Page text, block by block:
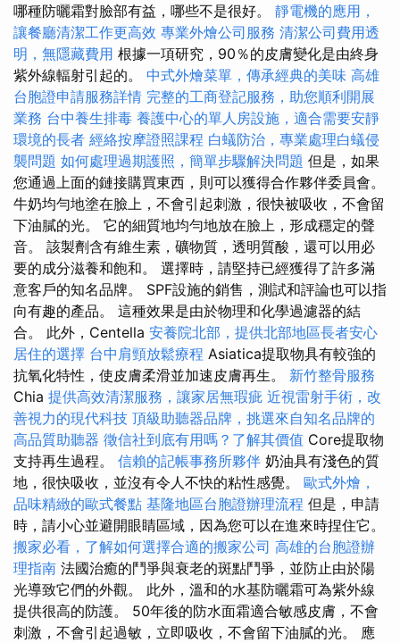
哪種防曬霜對臉部有益，哪些不是很好。 靜電機的應用，
讓餐廳清潔工作更高效 專業外燴公司服務 清潔公司費用透
明，無隱藏費用 根據一項研究，90％的皮膚變化是由終身
紫外線輻射引起的。 中式外燴菜單，傳承經典的美味 高雄
台胞證申請服務詳情 完整的工商登記服務，助您順利開展
業務 台中養生排毒 養護中心的單人房設施，適合需要安靜
環境的長者 經絡按摩證照課程 白蟻防治，專業處理白蟻侵
襲問題 如何處理過期護照，簡單步驟解決問題 但是，如果
您通過上面的鏈接購買東西，則可以獲得合作夥伴委員會。
牛奶均勻地塗在臉上，不會引起刺激，很快被吸收，不會留
下油膩的光。 它的細質地均勻地放在臉上，形成穩定的聲
音。 該製劑含有維生素，礦物質，透明質酸，還可以用必
要的成分滋養和飽和。 選擇時，請堅持已經獲得了許多滿
意客戶的知名品牌。 SPF設施的銷售，測試和評論也可以指
向有趣的產品。 這種效果是由於物理和化學過濾器的結
合。 此外，Centella 安養院北部，提供北部地區長者安心
居住的選擇 台中肩頸放鬆療程 Asiatica提取物具有較強的
抗氧化特性，使皮膚柔滑並加速皮膚再生。 新竹整骨服務
Chia 提供高效清潔服務，讓家居無瑕疵 近視雷射手術，改
善視力的現代科技 頂級助聽器品牌，挑選來自知名品牌的
高品質助聽器 徵信社到底有用嗎？了解其價值 Core提取物
支持再生過程。 信賴的記帳事務所夥伴 奶油具有淺色的質
地，很快吸收，並沒有令人不快的粘性感覺。 歐式外燴，
品味精緻的歐式餐點 基隆地區台胞證辦理流程 但是，申請
時，請小心並避開眼睛區域，因為您可以在進來時捏住它。
搬家必看，了解如何選擇合適的搬家公司 高雄的台胞證辦
理指南 法國治癒的鬥爭與衰老的斑點鬥爭，並防止由於陽
光導致它們的外觀。 此外，溫和的水基防曬霜可為紫外線
提供很高的防護。 50年後的防水面霜適合敏感皮膚，不會
刺激，不會引起過敏，立即吸收，不會留下油膩的光。 應